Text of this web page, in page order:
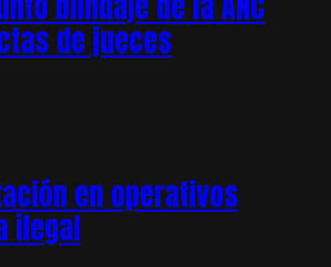
de jueces
en operativos
ilegal